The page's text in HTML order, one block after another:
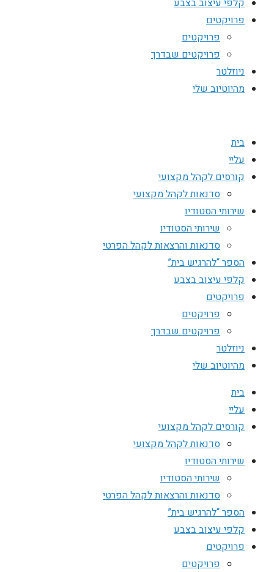
קלפי עיצוב בצבע
פרויקטים
פרויקטים
פרויקטים שבדרך
ניוזלטר
מהיוטיוב שלי
בית
עליי
קורסים לקהל מקצועי
סדנאות לקהל מקצועי
שירותי הסטודיו
שירותי הסטודיו
סדנאות והרצאות לקהל הפרטי
הספר “להרגיש בית”
קלפי עיצוב בצבע
פרויקטים
פרויקטים
פרויקטים שבדרך
ניוזלטר
מהיוטיוב שלי
בית
עליי
קורסים לקהל מקצועי
סדנאות לקהל מקצועי
שירותי הסטודיו
שירותי הסטודיו
סדנאות והרצאות לקהל הפרטי
הספר “להרגיש בית”
קלפי עיצוב בצבע
פרויקטים
פרויקטים